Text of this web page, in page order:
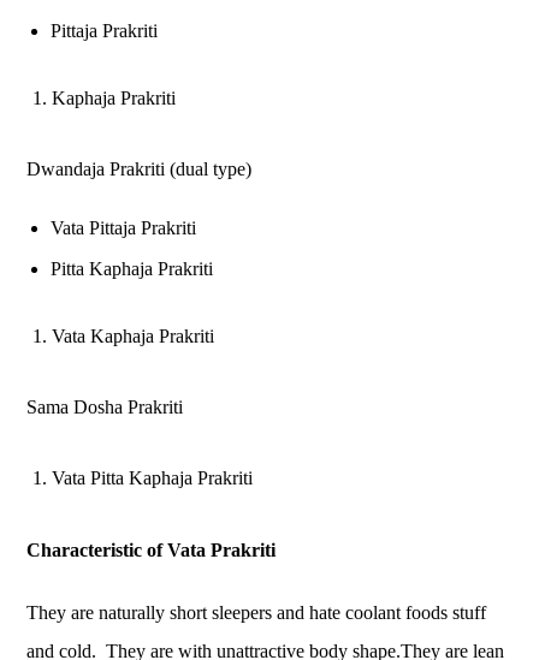
Pittaja Prakriti
Kaphaja Prakriti
Dwandaja Prakriti (dual type)
Vata Pittaja Prakriti
Pitta Kaphaja Prakriti
Vata Kaphaja Prakriti
Sama Dosha Prakriti
Vata Pitta Kaphaja Prakriti
Characteristic of Vata Prakriti
They are naturally short sleepers and hate coolant foods stuff
and cold. They are with unattractive body shape.They are lean